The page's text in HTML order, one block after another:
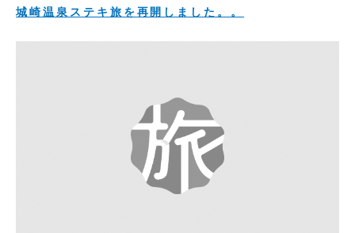
城崎温泉ステキ旅を再開しました。。